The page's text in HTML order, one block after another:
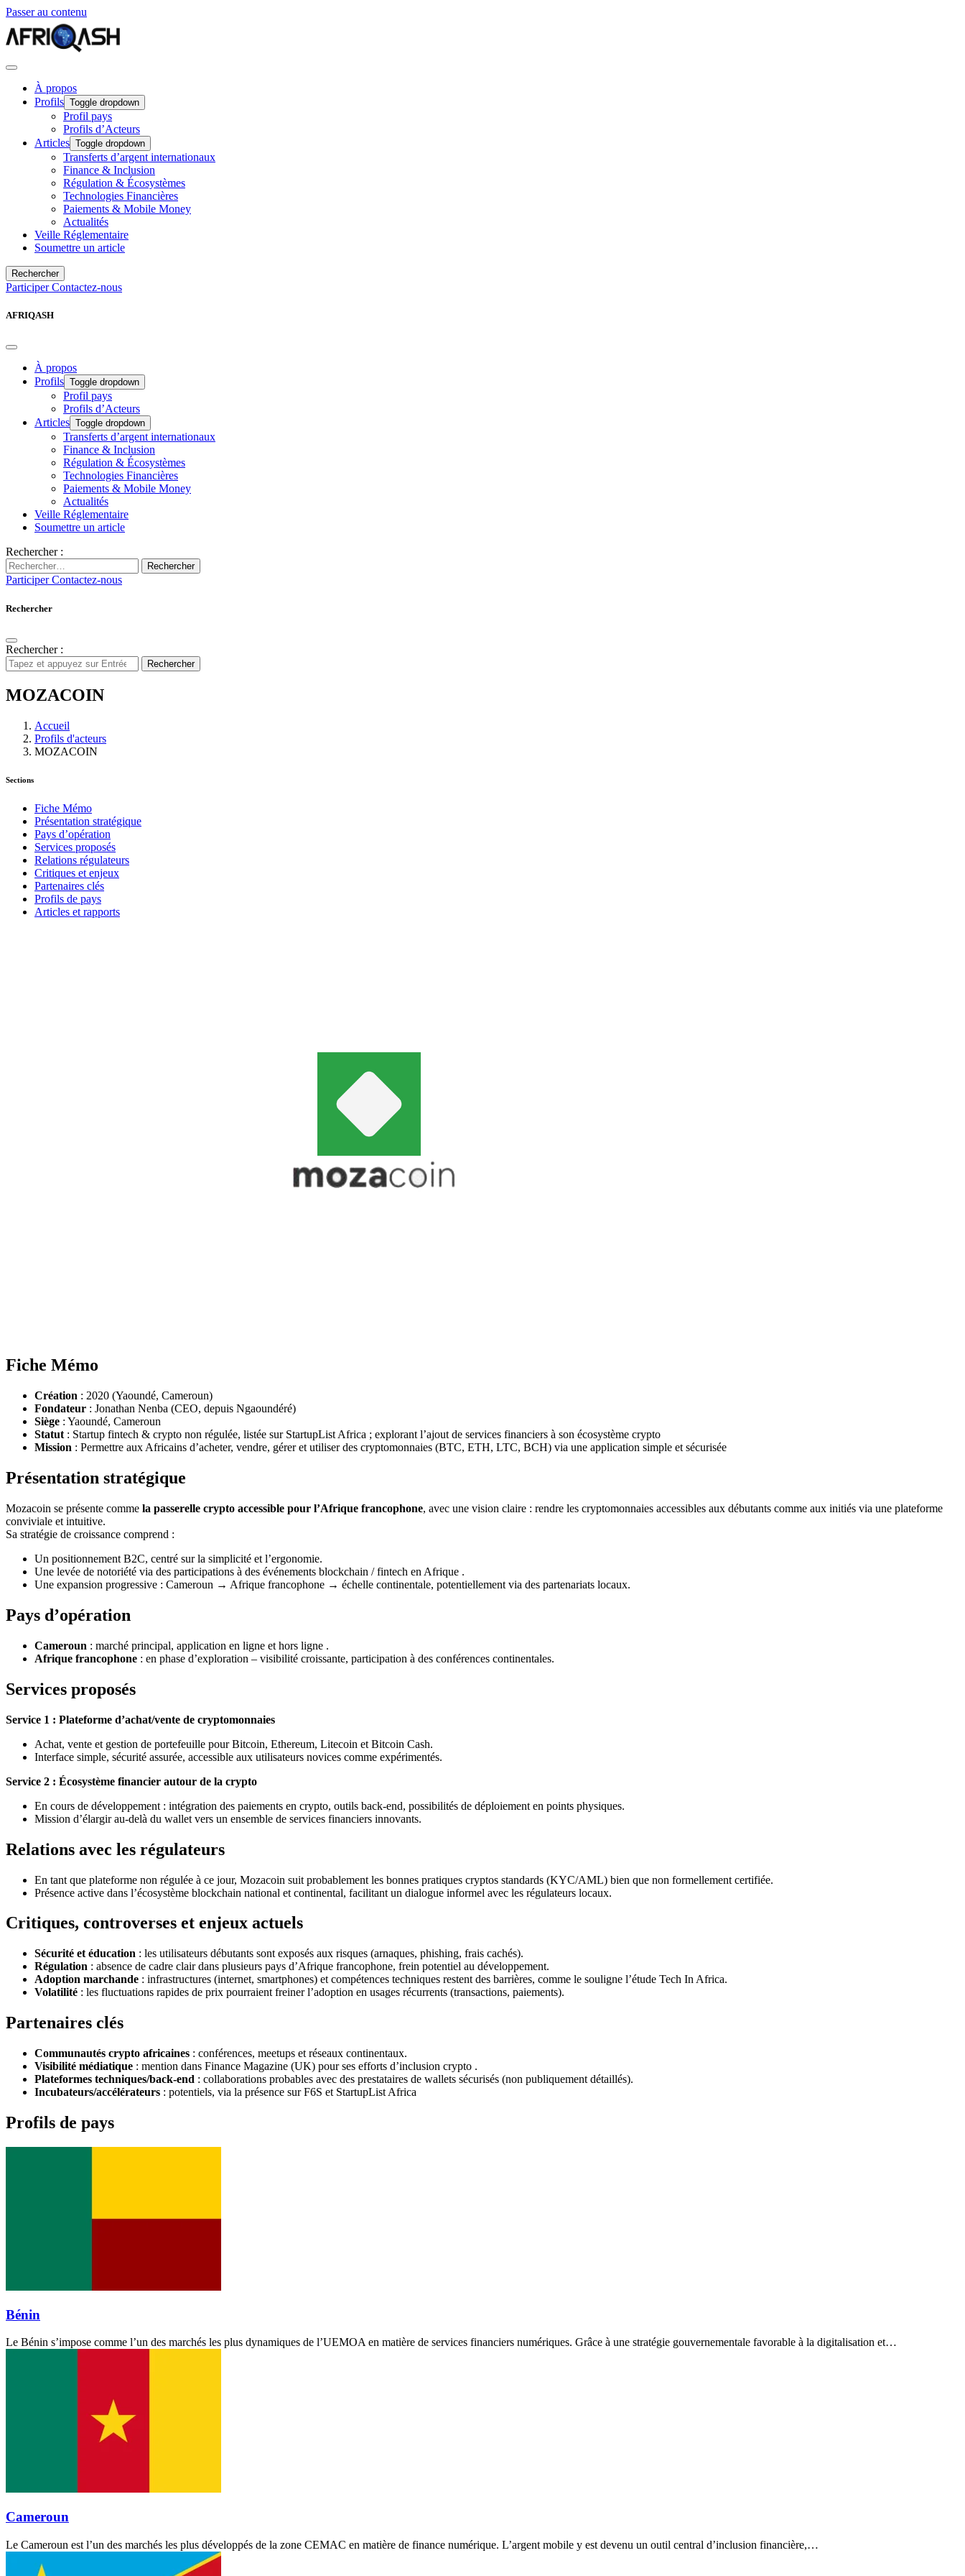
Passer au contenu
À propos
Profils Toggle dropdown
Profil pays
Profils d’Acteurs
Articles Toggle dropdown
Transferts d’argent internationaux
Finance & Inclusion
Régulation & Écosystèmes
Technologies Financières
Paiements & Mobile Money
Actualités
Veille Réglementaire
Soumettre un article
Rechercher
ParticiperContactez-nous
AFRIQASH
À propos
Profils Toggle dropdown
Profil pays
Profils d’Acteurs
Articles Toggle dropdown
Transferts d’argent internationaux
Finance & Inclusion
Régulation & Écosystèmes
Technologies Financières
Paiements & Mobile Money
Actualités
Veille Réglementaire
Soumettre un article
Rechercher :
Rechercher
ParticiperContactez-nous
Rechercher
Rechercher :
Rechercher
MOZACOIN
Accueil
Profils d'acteurs
MOZACOIN
Sections
Fiche Mémo
Présentation stratégique
Pays d’opération
Services proposés
Relations régulateurs
Critiques et enjeux
Partenaires clés
Profils de pays
Articles et rapports
Fiche Mémo
Création : 2020 (Yaoundé, Cameroun)
Fondateur : Jonathan Nenba (CEO, depuis Ngaoundéré)
Siège : Yaoundé, Cameroun
Statut : Startup fintech & crypto non régulée, listée sur StartupList Africa ; explorant l’ajout de services financiers à son écosystème crypto
Mission : Permettre aux Africains d’acheter, vendre, gérer et utiliser des cryptomonnaies (BTC, ETH, LTC, BCH) via une application simple et sécurisée
Présentation stratégique
Mozacoin se présente comme la passerelle crypto accessible pour l’Afrique francophone, avec une vision claire : rendre les cryptomonnaies accessibles aux débutants comme aux initiés via une plateforme
conviviale et intuitive.
Sa stratégie de croissance comprend :
Un positionnement B2C, centré sur la simplicité et l’ergonomie.
Une levée de notoriété via des participations à des événements blockchain / fintech en Afrique .
Une expansion progressive : Cameroun → Afrique francophone → échelle continentale, potentiellement via des partenariats locaux.
Pays d’opération
Cameroun : marché principal, application en ligne et hors ligne .
Afrique francophone : en phase d’exploration – visibilité croissante, participation à des conférences continentales.
Services proposés
Service 1 : Plateforme d’achat/vente de cryptomonnaies
Achat, vente et gestion de portefeuille pour Bitcoin, Ethereum, Litecoin et Bitcoin Cash.
Interface simple, sécurité assurée, accessible aux utilisateurs novices comme expérimentés.
Service 2 : Écosystème financier autour de la crypto
En cours de développement : intégration des paiements en crypto, outils back‑end, possibilités de déploiement en points physiques.
Mission d’élargir au-delà du wallet vers un ensemble de services financiers innovants.
Relations avec les régulateurs
En tant que plateforme non régulée à ce jour, Mozacoin suit probablement les bonnes pratiques cryptos standards (KYC/AML) bien que non formellement certifiée.
Présence active dans l’écosystème blockchain national et continental, facilitant un dialogue informel avec les régulateurs locaux.
Critiques, controverses et enjeux actuels
Sécurité et éducation : les utilisateurs débutants sont exposés aux risques (arnaques, phishing, frais cachés).
Régulation : absence de cadre clair dans plusieurs pays d’Afrique francophone, frein potentiel au développement.
Adoption marchande : infrastructures (internet, smartphones) et compétences techniques restent des barrières, comme le souligne l’étude Tech In Africa.
Volatilité : les fluctuations rapides de prix pourraient freiner l’adoption en usages récurrents (transactions, paiements).
Partenaires clés
Communautés crypto africaines : conférences, meetups et réseaux continentaux.
Visibilité médiatique : mention dans Finance Magazine (UK) pour ses efforts d’inclusion crypto .
Plateformes techniques/back‑end : collaborations probables avec des prestataires de wallets sécurisés (non publiquement détaillés).
Incubateurs/accélérateurs : potentiels, via la présence sur F6S et StartupList Africa
Profils de pays
Bénin
Le Bénin s’impose comme l’un des marchés les plus dynamiques de l’UEMOA en matière de services financiers numériques. Grâce à une stratégie gouvernementale favorable à la digitalisation et…
Cameroun
Le Cameroun est l’un des marchés les plus développés de la zone CEMAC en matière de finance numérique. L’argent mobile y est devenu un outil central d’inclusion financière,…